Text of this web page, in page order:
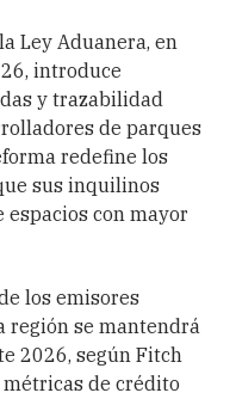
Ley Aduanera, en
introduce
y trazabilidad
de parques
redefine los
sus inquilinos
espacios con mayor
los emisores
región se mantendrá
2026, según Fitch
de crédito